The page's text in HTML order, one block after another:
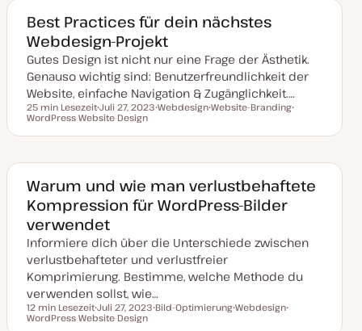
Best Practices für dein nächstes
Webdesign-Projekt
Gutes Design ist nicht nur eine Frage der Ästhetik.
Genauso wichtig sind: Benutzerfreundlichkeit der
Website, einfache Navigation & Zugänglichkeit.…
Lesezeit
25 min Lesezeit
D
t
m
k
t
u
a
l
i
s
i
e
r
Juli 27, 2023
e
a
Webdesign
e
a
Website-Branding
e
a
WordPress Website Design
Warum und wie man verlustbehaftete
Kompression für WordPress-Bilder
verwendet
Informiere dich über die Unterschiede zwischen
verlustbehafteter und verlustfreier
Komprimierung. Bestimme, welche Methode du
verwenden sollst, wie…
Lesezeit
12 min Lesezeit
D
Juli 27, 2023 Bild-Optimierung Webdesign
WordPress Website Design